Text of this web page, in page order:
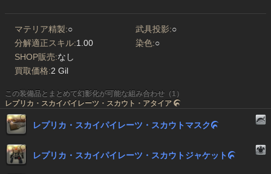
マテリア精製:○ 武具投影:○
分解適正スキル:1.00 染色:○
SHOP販売:なし
買取価格:2 Gil
この装備品とまとめて幻影化が可能な組み合わせ（1）
レプリカ・スカイパイレーツ・スカウト・アタイア 
レプリカ・スカイパイレーツ・スカウトマスク
レプリカ・スカイパイレーツ・スカウトジャケット